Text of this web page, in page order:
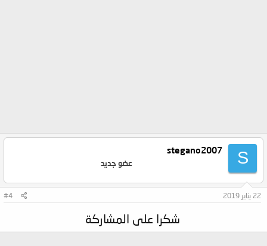
S
stegano2007
عضو جديد
22 يناير 2019 #4
شكرا على المشاركة